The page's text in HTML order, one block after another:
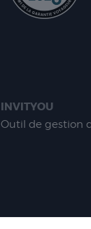
INVITYOU
Outil de gestion